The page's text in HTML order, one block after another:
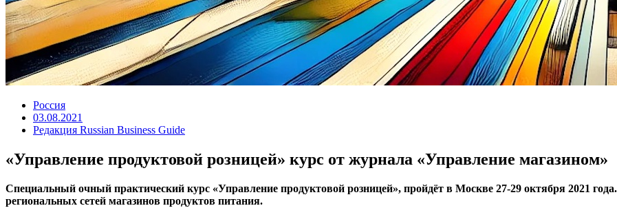
Россия
03.08.2021
Редакция Russian Business Guide
«Управление продуктовой розницей» курс от журнала «Управление магазином»
Специальный очный практический курс «Управление продуктовой розницей», пройдёт в Москве 27-29 октября 2021
региональных сетей магазинов продуктов питания.